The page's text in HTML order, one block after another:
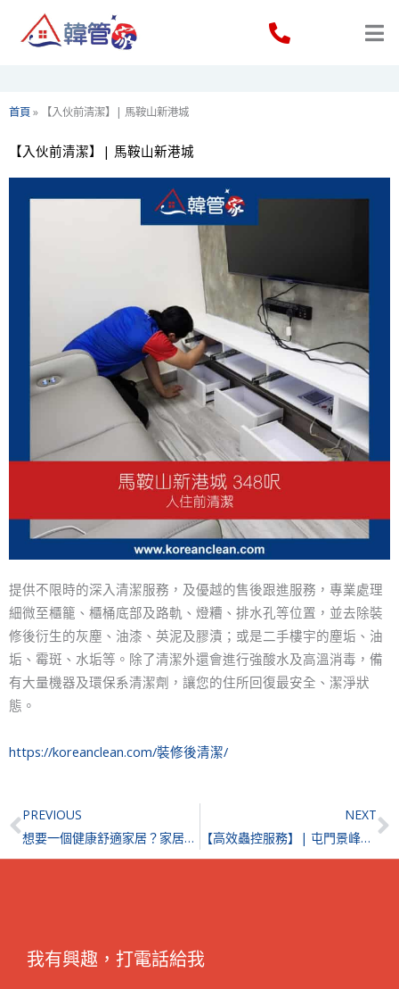
首頁» 【入伙前清潔】| 馬鞍山新港城
【入伙前清潔】| 馬鞍山新港城
提供不限時的深入清潔服務，及優越的售後跟進服務，專業處理
細微至櫃籠、櫃桶底部及路軌、燈糟、排水孔等位置，並去除裝
修後衍生的灰塵、油漆、英泥及膠漬；或是二手樓宇的塵垢、油
垢、霉斑、水垢等。除了清潔外還會進行強酸水及高溫消毒，備
有大量機器及環保系清潔劑，讓您的住所回復最安全、潔淨狀
態。
https://koreanclean.com/裝修後清潔/
Prev
PREVIOUS
想要一個健康舒適家居？家居五大致敏原及減少方法你要知！
NEXT
【高效蟲控服務】| 屯門景峰花園
我有興趣，打電話給我